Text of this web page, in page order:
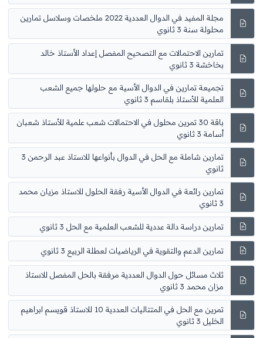
مجلة المفيد في الدوال العددية 2022 ملخصات وسلاسل تمارين
محلولة سنة 3 ثانوي
تمارين الاحتمالات مع التصحيح المفصل إعداد الأستاذ خالد
بخاخشة 3 ثانوي
تجميعة تمارين في الدوال الأسية مع حلولها جميع الشعب
العلمية للأستاذ بلقاسم 3 ثانوي
باقة 30 تمرين محلول في الاحتمالات شعب علمية للأستاذ شعبان
أسامة 3 ثانوي
تمارين شاملة مع الحل في الدوال بأنواعها للاستاذ عبد الرحمن 3
ثانوي
تمارين رائعة في الدوال الأسية رفقة الحلول للاستاذ مزيان محمد
3 ثانوي
تمارين دراسة دالة عددية للشعب العلمية مع الحل 3 ثانوي
تمارين الدعم والتقوية في الرياضيات لعطلة الربيع 3 ثانوي
ثلاث مسائل حول الدوال العددية مرفقة بالحل المفصل للاستاذ
مزان محمد 3 ثانوي
تمرين مع الحل في المتتاليات العددية 10 للاستاذ قويسم ابراهيم
الخليل 3 ثانوي